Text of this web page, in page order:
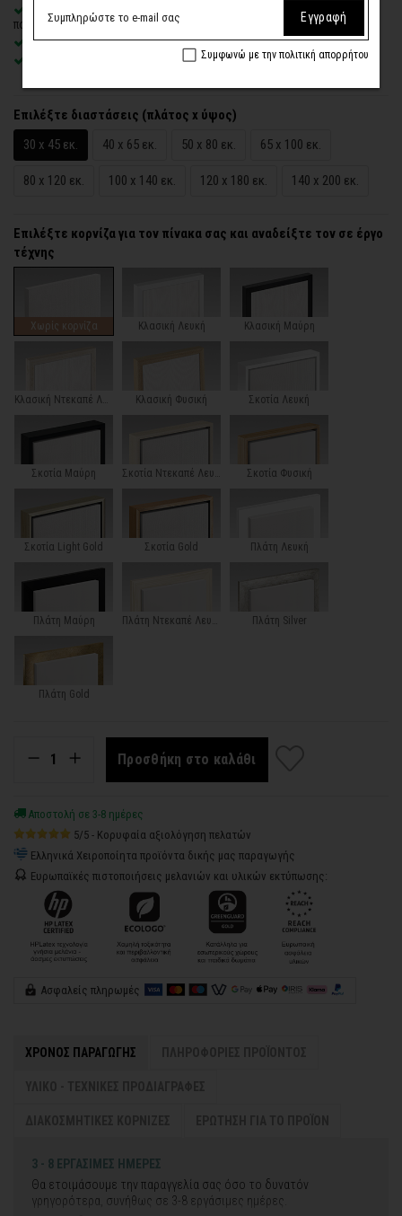
Δυνατότητα προσθήκηςξύλινης διακοσμητικής κορνίζας με
πολλές επιλογές
Χειροποίητη κατασκευή, ένας – ένας πίνακας κατά παραγγελία
Έτοιμοι για τοποθέτηση – με κρυφό σύστημα στήριξης
Επιλέξτε διαστάσεις (πλάτος x ύψος)
30 x 45 εκ.
40 x 65 εκ. 50 x 80 εκ. 65 x 100 εκ.
80 x 120 εκ. 100 x 140 εκ. 120 x 180 εκ. 140 x 200 εκ.
Επιλέξτε κορνίζα για τον πίνακα σας και αναδείξτε τον σε έργο
τέχνης
Χωρίς κορνίζα Κλασική Λευκή Κλασική Μαύρη
Κλασική Φυσική Σκοτία Λευκή
Σκοτία Μαύρη Σκοτία Φυσική
Σκοτία Light Gold Σκοτία Gold Πλάτη Λευκή
Πλάτη Μαύρη Πλάτη Silver
Πλάτη Gold
Προσθήκη στο καλάθι
Αποστολή σε 3-8 ημέρες
5/5 - Κορυφαία αξιολόγηση πελατών
Ελληνικά Χειροποίητα προϊόντα δικής μας παραγωγής
Ευρωπαϊκές πιστοποιήσεις μελανιών και υλικών εκτύπωσης:
Ασφαλείς πληρωμές
ΧΡΟΝΟΣ ΠΑΡΑΓΩΓΗΣ
3 - 8 ΕΡΓΑΣΙΜΕΣ ΗΜΕΡΕΣ
Θα ετοιμάσουμε την παραγγελία σας όσο το δυνατόν
γρηγορότερα, συνήθως σε 3-8 εργάσιμες ημέρες.
Εγγραφή
Συμφωνώ με την πολιτική απορρήτου